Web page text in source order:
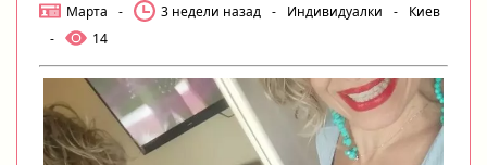
Города:
РУС|
УКР
Создать объявление
Марта - 3 недели назад - Индивидуалки -
Киев
-
14